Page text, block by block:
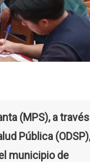
(MPS), a través
Pública (ODSP),
municipio de